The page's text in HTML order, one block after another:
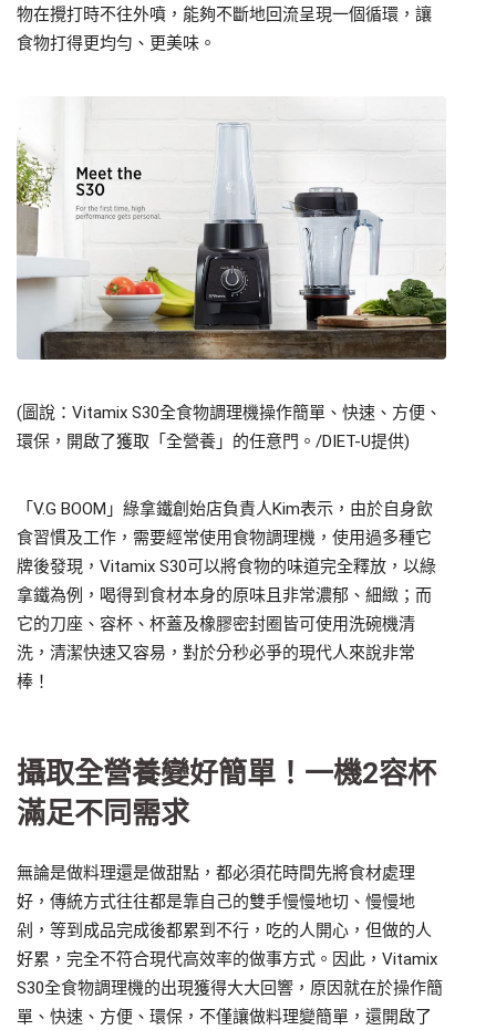
物在攪打時不往外噴，能夠不斷地回流呈現一個循環，讓
食物打得更均勻、更美味。
(圖說：Vitamix S30全食物調理機操作簡單、快速、方便、
環保，開啟了獲取「全營養」的任意門。/DIET-U提供)
「V.G BOOM」綠拿鐵創始店負責人Kim表示，由於自身飲
食習慣及工作，需要經常使用食物調理機，使用過多種它
牌後發現，Vitamix S30可以將食物的味道完全釋放，以綠
拿鐵為例，喝得到食材本身的原味且非常濃郁、細緻；而
它的刀座、容杯、杯蓋及橡膠密封圈皆可使用洗碗機清
洗，清潔快速又容易，對於分秒必爭的現代人來說非常
棒！
攝取全營養變好簡單！一機2容杯
滿足不同需求
無論是做料理還是做甜點，都必須花時間先將食材處理
好，傳統方式往往都是靠自己的雙手慢慢地切、慢慢地
剁，等到成品完成後都累到不行，吃的人開心，但做的人
好累，完全不符合現代高效率的做事方式。因此，Vitamix
S30全食物調理機的出現獲得大大回響，原因就在於操作簡
單、快速、方便、環保，不僅讓做料理變簡單，還開啟了